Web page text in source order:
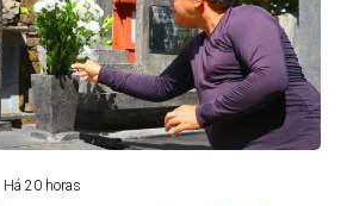
Há 20 horas